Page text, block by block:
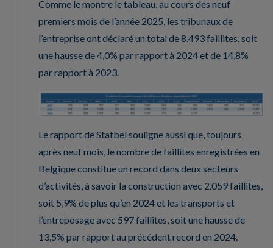
Comme le montre le tableau, au cours des neuf
premiers mois de l’année 2025, les tribunaux de
l’entreprise ont déclaré un total de 8.493 faillites, soit
une hausse de 4,0% par rapport à 2024 et de 14,8%
par rapport à 2023.
Le rapport de Statbel souligne aussi que, toujours
après neuf mois, le nombre de faillites enregistrées en
Belgique constitue un record dans deux secteurs
d’activités, à savoir la construction avec 2.059 faillites,
soit 5,9% de plus qu’en 2024 et les transports et
l’entreposage avec 597 faillites, soit une hausse de
13,5% par rapport au précédent record en 2024.